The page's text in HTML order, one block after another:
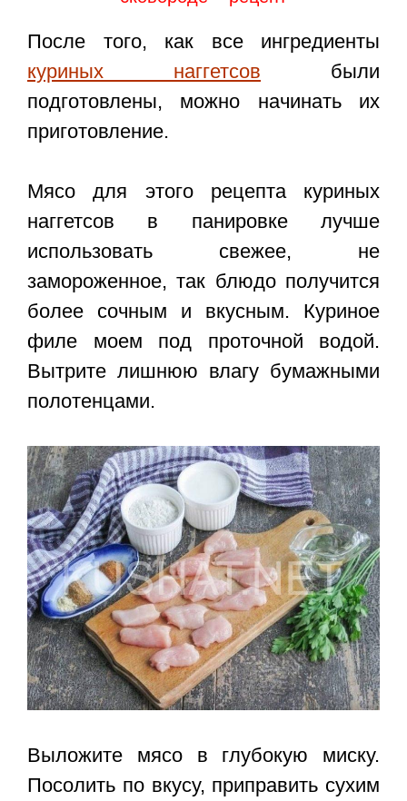
После того, как все ингредиенты
куриных наггетсов были
подготовлены, можно начинать их
приготовление.
Мясо для этого рецепта куриных
наггетсов в панировке лучше
использовать свежее, не
замороженное, так блюдо получится
более сочным и вкусным. Куриное
филе моем под проточной водой.
Вытрите лишнюю влагу бумажными
полотенцами.
Выложите мясо в глубокую миску.
Посолить по вкусу, приправить сухим